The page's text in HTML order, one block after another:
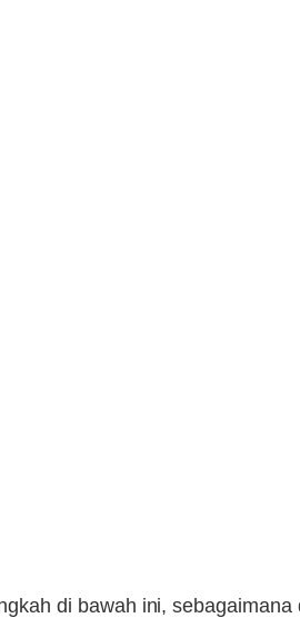
di bawah ini,